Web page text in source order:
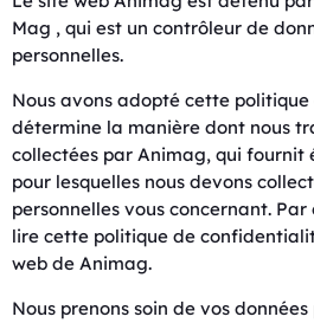
Mag , qui est un contrôleur de
personnelles.
Nous avons adopté cette
détermine la manière dont nous
collectées par Animag, qui fournit
pour lesquelles nous devons
personnelles vous concernant.
lire cette politique de
web de Animag.
Nous prenons soin de vos